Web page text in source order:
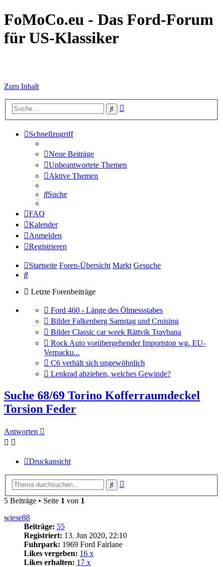
FoMoCo.eu - Das Ford-Forum
für US-Klassiker
Zum Inhalt
Suche
Schnellzugriff
Neue Beiträge
Unbeantwortete Themen
Aktive Themen
Suche
FAQ
Kalender
Anmelden
Registrieren
Startseite Foren-Übersicht Markt Gesuche
Suche
Letzte Forenbeiträge
Gehe
zum
letzten
Beitrag
Ford 460 - Länge des Ölmessstabes
Gehe
zum
letzten
Beitrag
Bilder Falkenberg Samstag und Cruising
Gehe
zum
letzten
Beitrag
Bilder Classic car week Rättvik Travbana
Gehe
zum
letzten
Beitrag
Rock Auto vorübergehender Importstop wg. EU-
Verpacku...
Gehe
zum
letzten
C6 verhält sich ungewöhnlich
Gehe
letzten
Beitrag
Lenkrad abziehen, welches Gewinde?
Suche 68/69 Torino Kofferraumdeckel
Torsion Feder
Antworten
Druckansicht
Suche
5 Beiträge • Seite 1 von 1
wiese88
Beiträge: 55
Registriert: 13. Jun 2020, 22:10
Fuhrpark: 1969 Ford Fairlane
Likes vergeben: 16 x
Likes erhalten: 17 x